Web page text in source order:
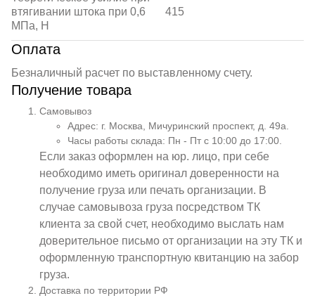
втягивании штока при 0,6
МПа, Н
415
Оплата
Безналичный расчет по выставленному счету.
Получение товара
Самовывоз
Адрес: г. Москва, Мичуринский проспект, д. 49а.
Часы работы склада: Пн - Пт с 10:00 до 17:00.
Если заказ оформлен на юр. лицо, при себе
необходимо иметь оригинал доверенности на
получение груза или печать организации. В
случае самовывоза груза посредством ТК
клиента за свой счет, необходимо выслать нам
доверительное письмо от организации на эту ТК и
оформленную транспортную квитанцию на забор
груза.
Доставка по территории РФ